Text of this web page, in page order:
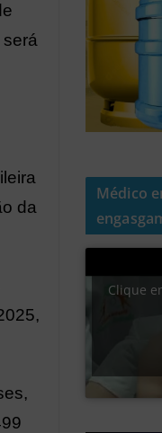
da
Médico
Clique